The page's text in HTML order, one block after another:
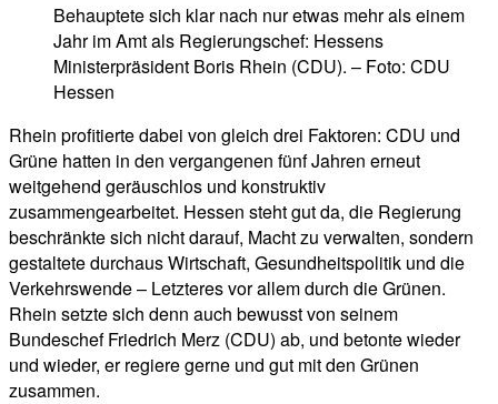
Behauptete sich klar nach nur etwas mehr als einem
Jahr im Amt als Regierungschef: Hessens
Ministerpräsident Boris Rhein (CDU). – Foto: CDU
Hessen
Rhein profitierte dabei von gleich drei Faktoren: CDU und
Grüne hatten in den vergangenen fünf Jahren erneut
weitgehend geräuschlos und konstruktiv
zusammengearbeitet. Hessen steht gut da, die Regierung
beschränkte sich nicht darauf, Macht zu verwalten, sondern
gestaltete durchaus Wirtschaft, Gesundheitspolitik und die
Verkehrswende – Letzteres vor allem durch die Grünen.
Rhein setzte sich denn auch bewusst von seinem
Bundeschef Friedrich Merz (CDU) ab, und betonte wieder
und wieder, er regiere gerne und gut mit den Grünen
zusammen.